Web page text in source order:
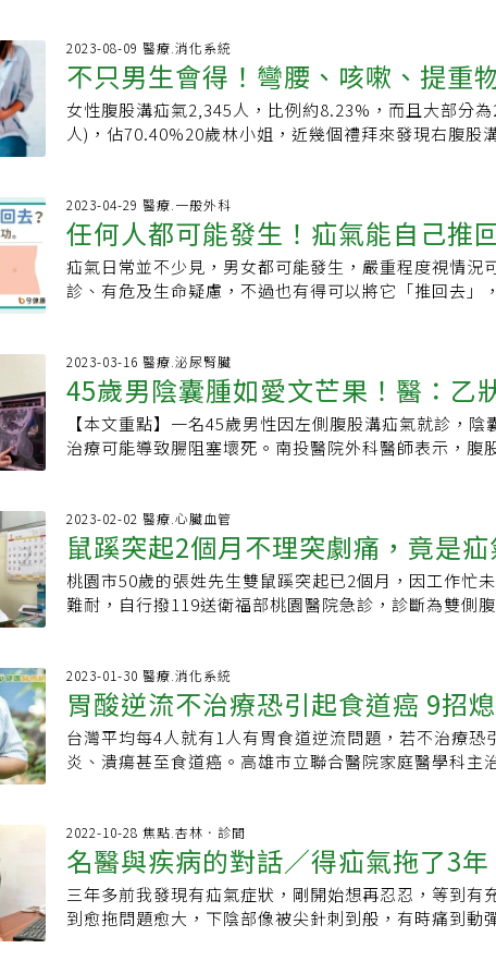
常常因為症狀不典型而延誤診斷，增加了併發症的風險
的下腹痛、大腿內側不適，特別是在用力或久站後加重
檢查。(本文出自秀傳醫療體系中部院區總院長黃士維臉
疹寫法常被誤為「泡」或「皰」。正式醫學用語為「疱
疱疹皆用此字。7.抽「搐」唸作抽「觸」，不是「序」
體不自主抽動情形。8.癲「癇」唸作癲「嫌」，不是「
電，出現抽搐或意識喪失。9.熱「痙」攣唸作「竟」攣
乾。指因缺氧造成皮膚發紫、發黑，常見於先天性心臟
「涎」唸作收「嫌」，不是收「鹽」。是嬰兒四個月大
用餅乾沾口水祈求少流口水。
院。陳昱天表示，人體皮膚下的組織結構由外而內依次
膜、肌肉層及腹膜，腹股溝疝氣是指腹膜下腸道經由腹
囊袋。成因分為先天性與後天性，先天性多因腹股溝管
間站立、提重物、慢性咳嗽或便祕等腹壓增加有關。根
股溝疝氣的機率約為27%至43%，女性則為3%至6%，
股溝凸起、沉重感或鈍痛，常於咳嗽、久站或用力時加
住，可能因缺血而壞死，導致劇烈腹痛、惡心、嘔吐及
敗血症，需立即手術處理。陳昱天說，觸診為腹股溝疝
時會以超音波及電腦斷層輔助判定嚴重程度。手術方式
次手術為緊急狀況，未使用人工網膜修補，術後不久便
陳昱天指出，腹腔鏡在處理此類病例時，視野與操作空
系統進行微創手術，不僅可精確修補，更能縮短恢復時
站立時在腹股溝區發現凸起，或咳嗽、用力時感到不適
進行簡單自我檢查，若有異常，應盡早就醫評估，及早
2023-08-09 醫療.消化系統
不只男生會得！彎腰、咳嗽、提重
是「這疾病」！症狀、成因、治療
女性腹股溝疝氣2,345人，比例約8.23%，而且大部分
人)，佔70.40%20歲林小姐，近幾個禮拜來發現右腹股
腹股溝疑似有一顆小雞蛋從體內往外凸，躺下去即消失
後確診為「腹股溝疝氣」。後來林小姐接受了腹腔鏡疝
小又不太疼痛，當天晚上就下床活動，隔天就順利出院
視手術傷口癒合良好，同時腹股溝的膨出物已不見，也
了心頭之患。奇美醫療財團法人奇美醫院泌尿外科主治
氣，相反的男生則是5位當中會有1位。根據2021年全民
計資料顯示，腹股溝疝氣就醫人數為28,481人，其中女
8.23%，而且大部分為20歲以上的女性(1,651人)，佔
氣？根據博愛疝氣專科醫院衛教文章，「腹股溝疝氣」
的腹股溝疝氣都是這樣發生的。成人疝氣有90%都是腹
種疝氣，而且男性罹患的機率比女性高出許多。 而腹股
分為「間接型腹股溝疝氣」及「直接型腹股溝疝氣」。
個圓形的腫塊，而且有可能會疼痛或有灼熱感。疝氣需
個月才會形成，或突然在舉重物、咳嗽、用力或大笑之
或器官就會透過這縫隙鑽出腹壁外而造成凸起，就是所
的腹股溝的精索來得細，所以比較不會有東西凸出去，
較少見，不像男生的腹股溝疝氣是因為經常提重物或長
腹股溝疝氣的危險因子目前還不明確。有些研究指出有
罹患腹股溝疝氣。3、 在台灣，嬰幼兒、青少年的發生
例相近。4、 在台灣，成年人罹患腹股溝疝氣的男女比
示人類的腹股溝疝氣罹患率約17%，只是有人終生都不
疝氣專科醫院30年7萬例的統計結果)腹股溝疝氣的原因
溝疝氣：男生在出生前，睪丸會從腹壁上的腹股溝孔道
2023-04-29 醫療.一般外科
任何人都可能發生！疝氣能自己推
位置有哪些？
疝氣日常並不少見，男女都可能發生，嚴重程度視情況
診、有危及生命疑慮，不過也有得可以將它「推回去」
器官穿過腹腔肌肉的一種疾病，人體的肌肉多少都會有
因打噴嚏、重訓、激烈運動等因素影響而提升，就有可
為「弱點」，器官就有可能從這弱點掉出肌肉外層形成
塊，並可能出現疼痛、腹脹、腹瀉、噁心、想吐、排便
生的位置？疝氣男女都可能發生，種類依位置可如臍疝
進陰囊當中。肚子凸一塊，疝氣能推回去？醫：可以，
情況就算成功：李君豪醫師表示，疝氣問題可大可小，
讓器官進出，發生當下是可以推回去的。若推得回去，
摸到腫塊、沒有其他不適就算成功。推回去≠完全康復
有東西掉出屋外。且即便是練腹肌，肌肉與肌肉之間的
過訓練補合孔洞。建議這種情況建議盡早檢查，評估是
免再次發生。推回去後留意症狀：不過疝氣若推得回去
察。李君豪醫師提醒，若後續發現容易腹脹、腹痛、便
拖，除了可能沒順利推回去外，也可能是問題所致。而
回去，除了疼痛以外也可能傷害器官，且卡久也將可能
危及生命。以腸道來說能夠承受缺血的時間約6-12小時
氣手術治療才能復原，術後應妥善靜養1-3個月！治療方
氣一旦發生，不論是否推得回去或是否卡住，都只能透
2023-03-16 醫療.泌尿腎臟
45歲男陰囊腫如愛文芒果！醫：乙
滑入導致腹股溝疝氣
【本文重點】一名45歲男性因左側腹股溝疝氣就診，
治療可能導致腸阻塞壞死。南投醫院外科醫師表示，腹
減少腹壓驟升，以減少再次疝氣的機率。--by
走路一擺一擺的進入外科診間，表示「那裡」已經痛了
發現他左側陰囊腫得像愛文芒果，確診為左側腹股溝疝
壞死，幸好醫師使用腹腔鏡微創疝氣缺損修補及復位手
「疝氣」好發兒童及中老年人「疝氣」俗稱「墜腸」，
醫治療。許家榮說，腹股溝疝氣原因可能是因為老化、
臟向外凸出所致，長期便祕、常搬重物使腹壓增加也可
常在站立或肚子出力時，會腫出一個軟塊，但平躺或放
置。但若腸子卡在疝氣缺口時，可能會出現陰囊腫脹、
氣缺損修補，將人工網膜縫補在破損的腹壁缺口上。傳
間較久。藉由腹腔鏡技術，術後傷口小，疼痛感較小，
能夠下床行走。人工網膜修補手術復發率較低，但建議
物，減少腹壓驟升，增加再次疝氣的機率。若出現疝氣
師並討論適合的手術方式，盡早處理。延伸閱讀：．鼠
2023-02-02 醫療.心臟血管
鼠蹊突起2個月不理突劇痛，竟是
可能卡腸缺血性壞死
桃園市50歲的張姓先生雙鼠蹊突起已2個月，因工作忙
難耐，自行撥119送衛福部桃園醫院急診，診斷為雙側
出，通常可以從外觀看到突起，像吹氣球一樣鼓起來。
因可分為先天及後天，先天型疝氣主要是發育中的睪丸
所經過的通道沒完全關閉，留下一個疝氣袋在腹股溝，
性；後天型的疝氣是從腹壁最鬆弛的部位產生，常見的
手術傷口處。賴俊宏指出，病患常見主訴鼠蹊部發現隆
醫，腹股溝疝氣一直未手術治療，在腹壁缺口的血液供
氣，有劇烈疼痛，血液無法透過循環將氧氣輸送到組織
壞死，往往需要剖腹探查，及有可能因腸子壞死而切腸
內視鏡疝氣修補手術為肚臍下腹壁切開約1公分及在下
2023-01-30 醫療.消化系統
胃酸逆流不治療恐引起食道癌 9招熄
台灣平均每4人就有1人有胃食道逆流問題，若不治療恐
炎、潰瘍甚至食道癌。高雄市立聯合醫院家庭醫學科主
嚨處感覺有股酸水冒出來，有時候會上腹部疼痛、胸口
坐立難安，尤其是躺下的時候特別不舒服。因此他到腸
醫師詳細問診後安排胃鏡檢查，確定陳先生得到胃食道
與改善飲食習慣及生活作息後，症狀才趨於好轉。 葉日
食道，食道和胃相連處，由一個括約肌稱之為「下食道
2022-10-28 焦點.杏林．診間
名醫與疾病的對話／得疝氣拖了3
才開刀！下腹部異常凸起要警愓
三年多前我發現有疝氣症狀，剛開始想再忍忍，等到有
到愈拖問題愈大，下陰部像被尖針刺到般，有時痛到動